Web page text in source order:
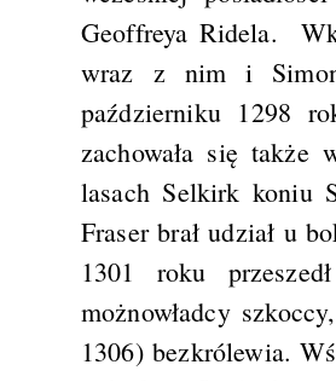
Geoffreya Ridela.
wraz z nim i Simon
październiku 1298
zachowała się także
lasach Selkirk koniu
Fraser brał udział u
1301 roku
możnowładcy
1306) bezkrólewia.